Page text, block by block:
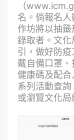
（
名。倘報名
作坊將以抽
錄取者。文
引，做好防
戴自備口罩
健康碼及配合
系列活動查
或瀏覽文化局